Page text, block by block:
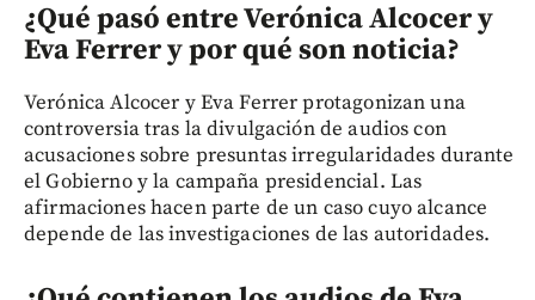
¿Qué pasó entre Verónica Alcocer y
Eva Ferrer y por qué son noticia?
Verónica Alcocer y Eva Ferrer protagonizan una
controversia tras la divulgación de audios con
acusaciones sobre presuntas irregularidades durante
el Gobierno y la campaña presidencial. Las
afirmaciones hacen parte de un caso cuyo alcance
depende de las investigaciones de las autoridades.